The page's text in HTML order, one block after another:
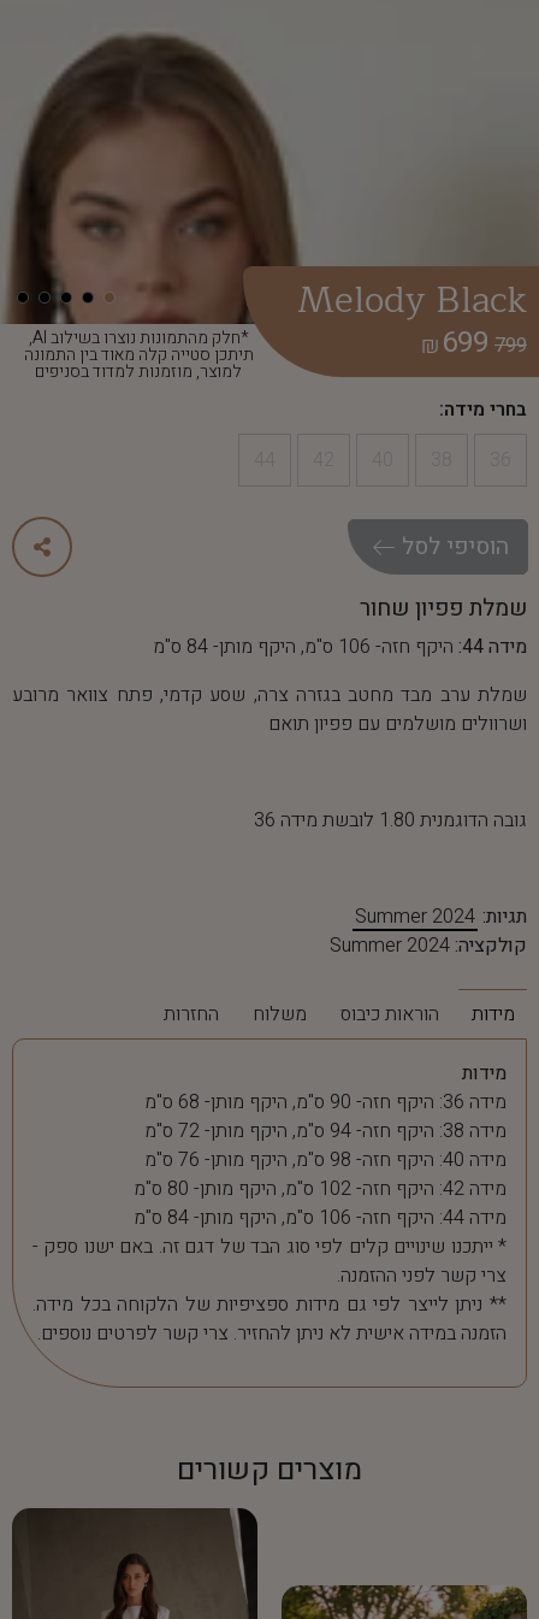
*חלק מהתמונות נוצרו בשילוב AI,
תיתכן סטייה קלה מאוד בין התמונה
למוצר, מוזמנות למדוד בסניפים
Melody Black
799
699
₪
בחרי מידה:
הוסיפי לסל
שמלת פפיון שחור
מידה 44:
היקף חזה- 106 ס"מ, היקף מותן- 84 ס"מ
שמלת ערב מבד מחטב בגזרה צרה, שסע קדמי, פתח צוואר מרובע
ושרוולים מושלמים עם פפיון תואם
גובה הדוגמנית 1.80 לובשת מידה 36
תגיות: Summer 2024
קולקציה: Summer 2024
מידות הוראות כיבוס משלוח החזרות
מידות
מידה 36: היקף חזה- 90 ס"מ, היקף מותן- 68 ס"מ
מידה 38: היקף חזה- 94 ס"מ, היקף מותן- 72 ס"מ
מידה 40: היקף חזה- 98 ס"מ, היקף מותן- 76 ס"מ
מידה 42: היקף חזה- 102 ס"מ, היקף מותן- 80 ס"מ
מידה 44: היקף חזה- 106 ס"מ, היקף מותן- 84 ס"מ
* ייתכנו שינויים קלים לפי סוג הבד של דגם זה. באם ישנו ספק -
צרי קשר לפני ההזמנה.
** ניתן לייצר לפי גם מידות ספציפיות של הלקוחה בכל מידה.
הזמנה במידה אישית לא ניתן להחזיר. צרי קשר לפרטים נוספים.
מוצרים קשורים